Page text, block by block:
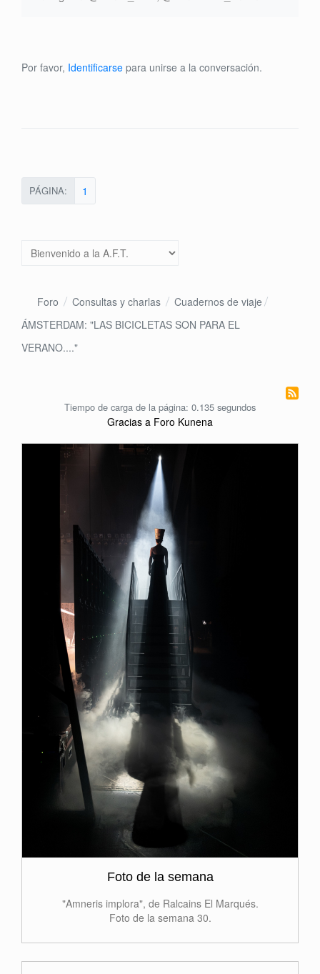
Por favor, Identificarse para unirse a la conversación.
PÁGINA: 1
Foro Consultas y charlas
Cuadernos de viaje
ÁMSTERDAM: "LAS BICICLETAS SON PARA EL
VERANO...."
Tiempo de carga de la página: 0.135 segundos
Gracias a Foro Kunena
Foto de la semana
"Amneris implora", de Ralcains El Marqués.
Foto de la semana 30.